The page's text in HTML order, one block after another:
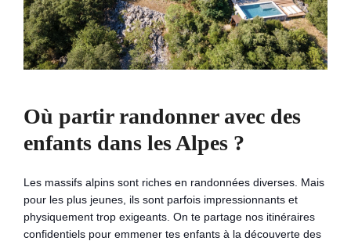
Où partir randonner avec des
enfants dans les Alpes ?
Les massifs alpins sont riches en randonnées diverses. Mais
pour les plus jeunes, ils sont parfois impressionnants et
physiquement trop exigeants. On te partage nos itinéraires
confidentiels pour emmener tes enfants à la découverte des